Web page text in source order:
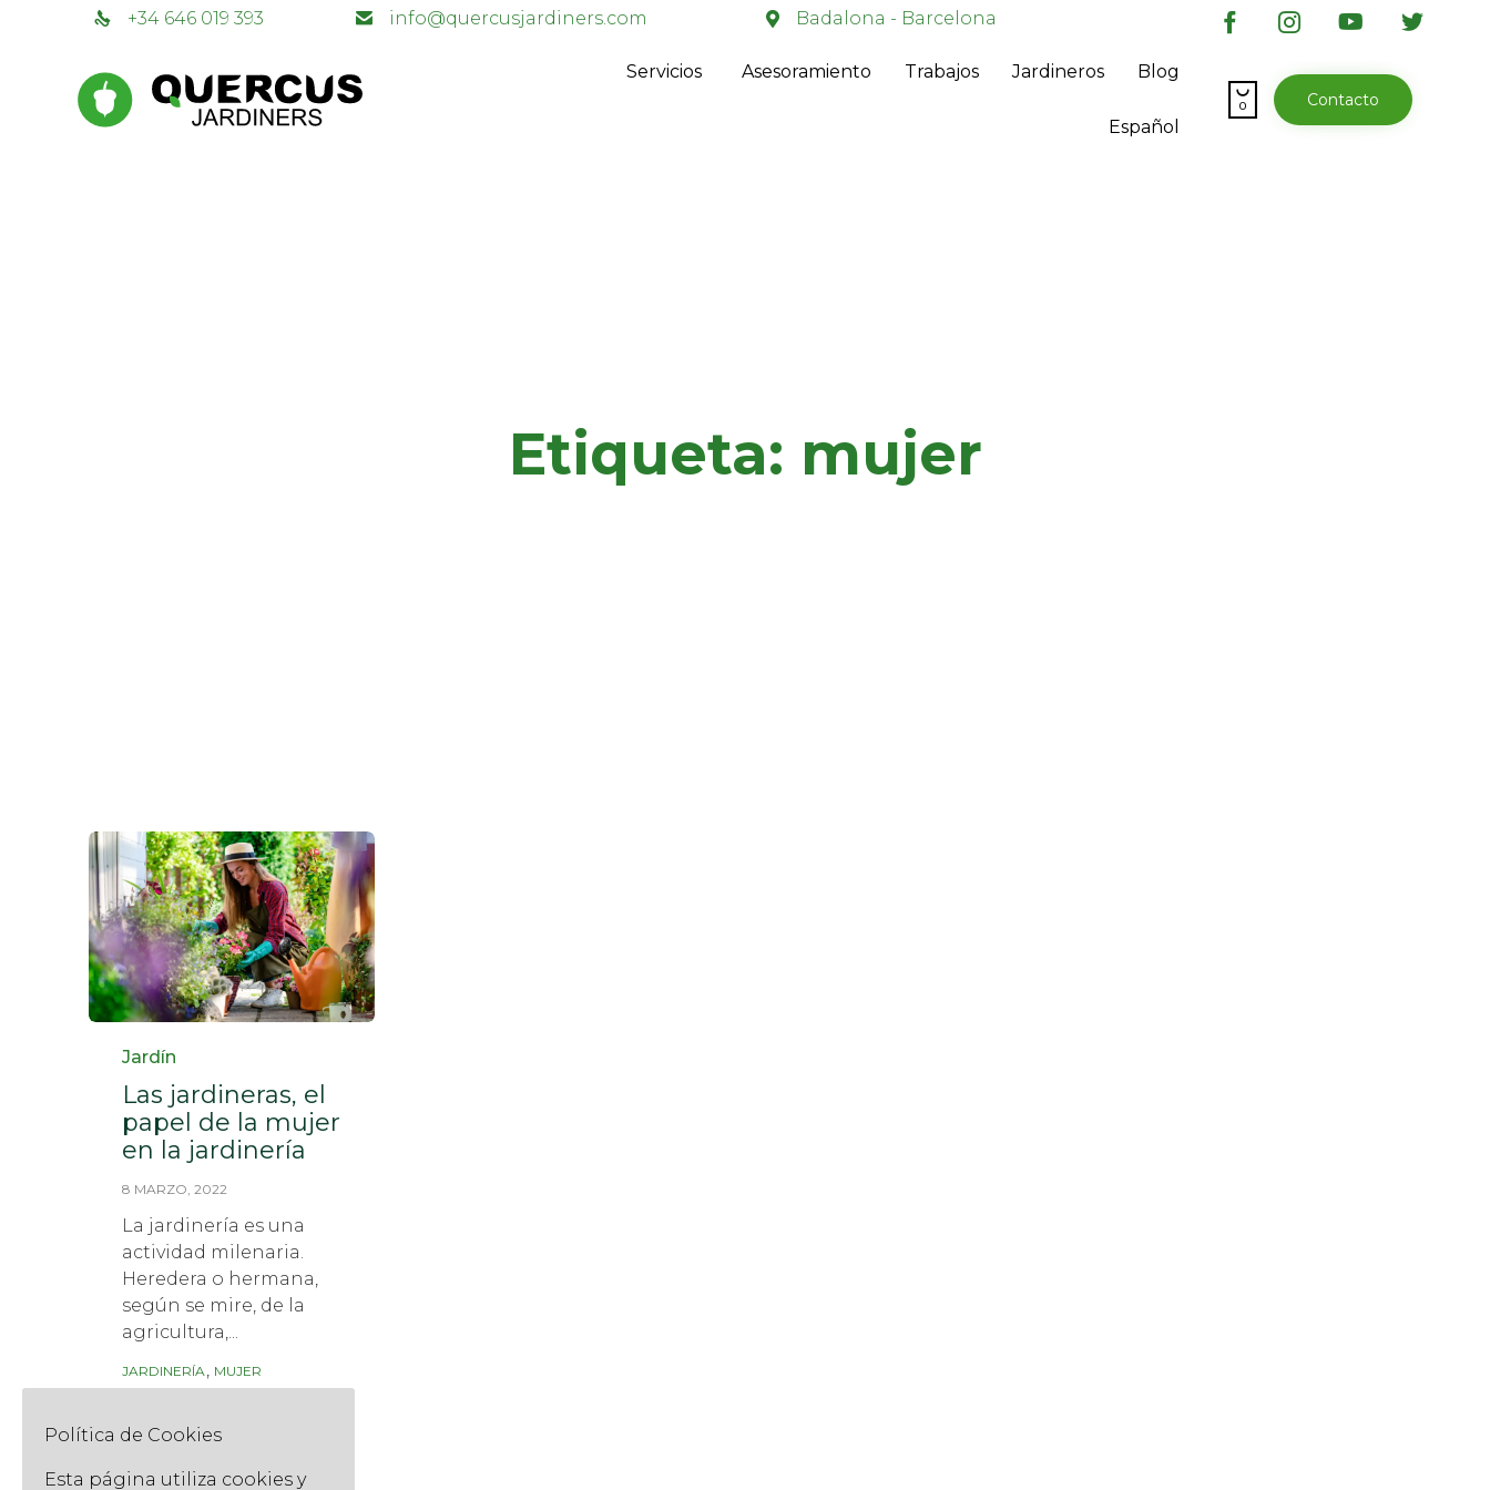
+34 646 019 393 info@quercusjardiners.com
Badalona - Barcelona
content
Servicios Asesoramiento Trabajos Jardineros Blog
Español

0 Contacto
Etiqueta: mujer
Category
Jardín
Las jardineras, el
papel de la mujer
en la jardinería
8 MARZO, 2022
La jardinería es una
actividad milenaria.
Heredera o hermana,
según se mire, de la
agricultura,...
Tags
JARDINERÍA, MUJER
Política de Cookies
Esta página utiliza cookies y